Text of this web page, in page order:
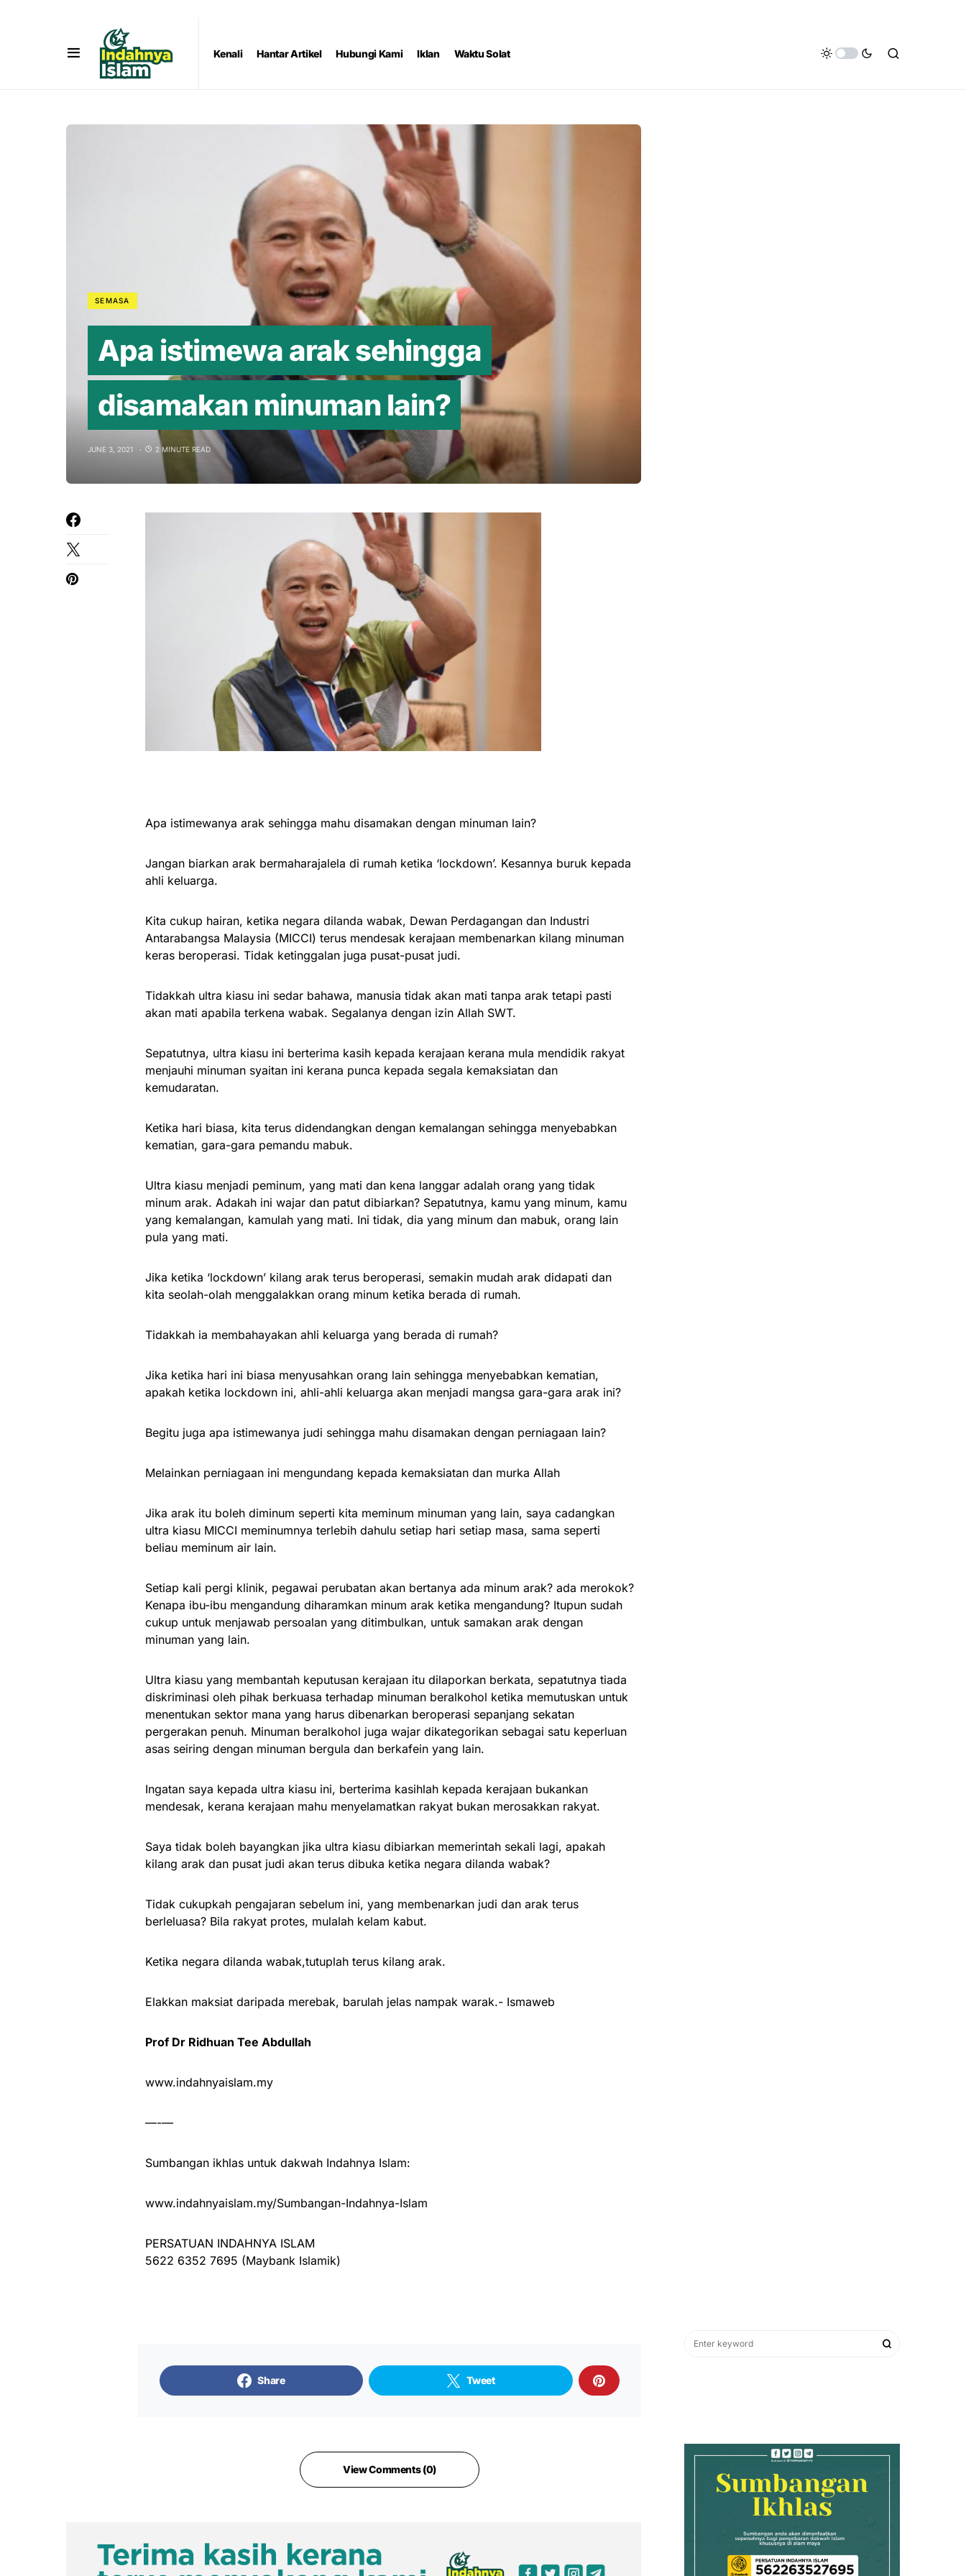
Kenali Hantar Artikel Hubungi Kami Iklan Waktu Solat
SEMASA
Apa istimewa arak sehingga
disamakan minuman lain?
JUNE 3, 2021 2 MINUTE READ
Apa istimewanya arak sehingga mahu disamakan dengan minuman lain?
Jangan biarkan arak bermaharajalela di rumah ketika ‘lockdown’. Kesannya buruk kepada
ahli keluarga.
Kita cukup hairan, ketika negara dilanda wabak, Dewan Perdagangan dan Industri
Antarabangsa Malaysia (MICCI) terus mendesak kerajaan membenarkan kilang minuman
keras beroperasi. Tidak ketinggalan juga pusat-pusat judi.
Tidakkah ultra kiasu ini sedar bahawa, manusia tidak akan mati tanpa arak tetapi pasti
akan mati apabila terkena wabak. Segalanya dengan izin Allah SWT.
Sepatutnya, ultra kiasu ini berterima kasih kepada kerajaan kerana mula mendidik rakyat
menjauhi minuman syaitan ini kerana punca kepada segala kemaksiatan dan
kemudaratan.
Ketika hari biasa, kita terus didendangkan dengan kemalangan sehingga menyebabkan
kematian, gara-gara pemandu mabuk.
Ultra kiasu menjadi peminum, yang mati dan kena langgar adalah orang yang tidak
minum arak. Adakah ini wajar dan patut dibiarkan? Sepatutnya, kamu yang minum, kamu
yang kemalangan, kamulah yang mati. Ini tidak, dia yang minum dan mabuk, orang lain
pula yang mati.
Jika ketika ‘lockdown’ kilang arak terus beroperasi, semakin mudah arak didapati dan
kita seolah-olah menggalakkan orang minum ketika berada di rumah.
Tidakkah ia membahayakan ahli keluarga yang berada di rumah?
Jika ketika hari ini biasa menyusahkan orang lain sehingga menyebabkan kematian,
apakah ketika lockdown ini, ahli-ahli keluarga akan menjadi mangsa gara-gara arak ini?
Begitu juga apa istimewanya judi sehingga mahu disamakan dengan perniagaan lain?
Melainkan perniagaan ini mengundang kepada kemaksiatan dan murka Allah
Jika arak itu boleh diminum seperti kita meminum minuman yang lain, saya cadangkan
ultra kiasu MICCI meminumnya terlebih dahulu setiap hari setiap masa, sama seperti
beliau meminum air lain.
Setiap kali pergi klinik, pegawai perubatan akan bertanya ada minum arak? ada merokok?
Kenapa ibu-ibu mengandung diharamkan minum arak ketika mengandung? Itupun sudah
cukup untuk menjawab persoalan yang ditimbulkan, untuk samakan arak dengan
minuman yang lain.
Ultra kiasu yang membantah keputusan kerajaan itu dilaporkan berkata, sepatutnya tiada
diskriminasi oleh pihak berkuasa terhadap minuman beralkohol ketika memutuskan untuk
menentukan sektor mana yang harus dibenarkan beroperasi sepanjang sekatan
pergerakan penuh. Minuman beralkohol juga wajar dikategorikan sebagai satu keperluan
asas seiring dengan minuman bergula dan berkafein yang lain.
Ingatan saya kepada ultra kiasu ini, berterima kasihlah kepada kerajaan bukankan
mendesak, kerana kerajaan mahu menyelamatkan rakyat bukan merosakkan rakyat.
Saya tidak boleh bayangkan jika ultra kiasu dibiarkan memerintah sekali lagi, apakah
kilang arak dan pusat judi akan terus dibuka ketika negara dilanda wabak?
Tidak cukupkah pengajaran sebelum ini, yang membenarkan judi dan arak terus
berleluasa? Bila rakyat protes, mulalah kelam kabut.
Ketika negara dilanda wabak,tutuplah terus kilang arak.
Elakkan maksiat daripada merebak, barulah jelas nampak warak.- Ismaweb
Prof Dr Ridhuan Tee Abdullah
www.indahnyaislam.my
—-—
Sumbangan ikhlas untuk dakwah Indahnya Islam:
www.indahnyaislam.my/Sumbangan-Indahnya-Islam
PERSATUAN INDAHNYA ISLAM
5622 6352 7695 (Maybank Islamik)
Share Tweet
View Comments (0)